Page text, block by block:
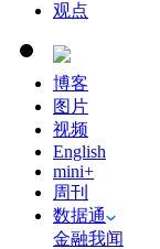
观点
博客
图片
视频
English
mini+
周刊
数据通
金融我闻